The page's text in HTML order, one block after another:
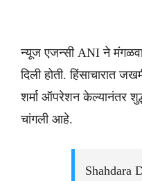
न्यूज एजन्सी ANI ने
दिली होती. हिंसाचारात
शर्मा ऑपरेशन केल्यानंतर
चांगली आहे.
Shahdara